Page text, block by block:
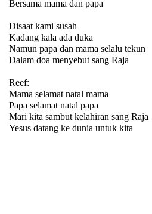
Bersama mama dan papa
Disaat kami susah
Kadang kala ada duka
Namun papa dan mama selalu tekun
Dalam doa menyebut sang Raja
Reef:
Mama selamat natal mama
Papa selamat natal papa
Mari kita sambut kelahiran sang Raja
Yesus datang ke dunia untuk kita